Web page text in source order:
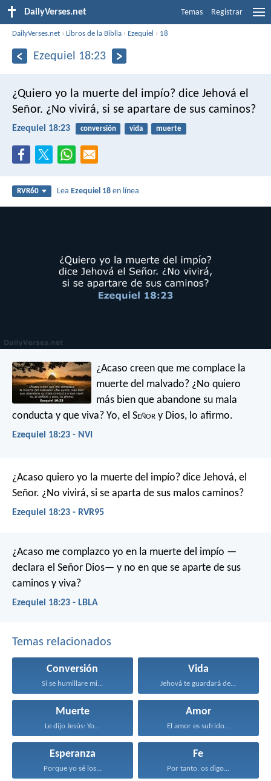
DailyVerses.net Temas Registrar
DailyVerses.net ›Libros de la Biblia › Ezequiel › 18
Ezequiel 18:23
¿Quiero yo la muerte del impío? dice Jehová el
Señor. ¿No vivirá, si se apartare de sus caminos?
Ezequiel 18:23 conversión vida muerte
RVR60 LeaEzequiel 18 en línea
¿Acaso creen que me complace la
muerte del malvado? ¿No quiero
más bien que abandone su mala
conducta y que viva? Yo, el Señor y Dios, lo afirmo.
Ezequiel 18:23 - NVI
¿Acaso quiero yo la muerte del impío? dice Jehová, el
Señor. ¿No vivirá, si se aparta de sus malos caminos?
Ezequiel 18:23 - RVR95
¿Acaso me complazco yo en la muerte del impío —
declara el Señor Dios— y no en que se aparte de sus
caminos y viva?
Ezequiel 18:23 - LBLA
Temas relacionados
Conversión
Si se humillare mi...
Vida
Jehová te guardará de...
Muerte
Le dijo Jesús: Yo...
Amor
El amor es sufrido...
Esperanza
Porque yo sé los...
Fe
Por tanto, os digo...